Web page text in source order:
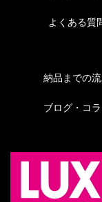
よくある質
納品までの
ブログ・コ